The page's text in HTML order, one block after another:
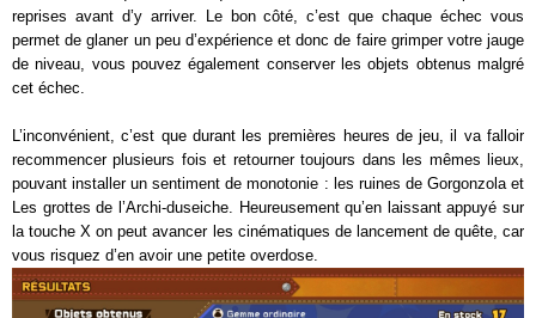
reprises avant d’y arriver. Le bon côté, c’est que chaque échec vous
permet de glaner un peu d’expérience et donc de faire grimper votre jauge
de niveau, vous pouvez également conserver les objets obtenus malgré
cet échec.
L’inconvénient, c’est que durant les premières heures de jeu, il va falloir
recommencer plusieurs fois et retourner toujours dans les mêmes lieux,
pouvant installer un sentiment de monotonie : les ruines de Gorgonzola et
Les grottes de l’Archi-duseiche. Heureusement qu’en laissant appuyé sur
la touche X on peut avancer les cinématiques de lancement de quête, car
vous risquez d’en avoir une petite overdose.